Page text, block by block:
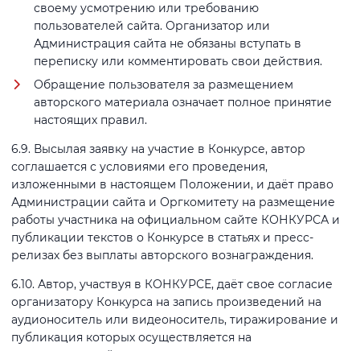
своему усмотрению или требованию
пользователей сайта. Организатор или
Администрация сайта не обязаны вступать в
переписку или комментировать свои действия.
Обращение пользователя за размещением
авторского материала означает полное принятие
настоящих правил.
6.9. Высылая заявку на участие в Конкурсе, автор
соглашается с условиями его проведения,
изложенными в настоящем Положении, и даёт право
Администрации сайта и Оргкомитету на размещение
работы участника на официальном сайте КОНКУРСА и
публикации текстов о Конкурсе в статьях и пресс-
релизах без выплаты авторского вознаграждения.
6.10. Автор, участвуя в КОНКУРСЕ, даёт свое согласие
организатору Конкурса на запись произведений на
аудионоситель или видеоноситель, тиражирование и
публикация которых осуществляется на